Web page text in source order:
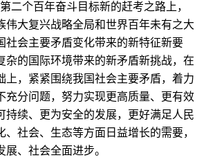
二个百年奋斗目标新的赶考之路上，
伟大复兴战略全局和世界百年未有之大
社会主要矛盾变化带来的新特征新要
杂的国际环境带来的新矛盾新挑战，在
上，紧紧围绕我国社会主要矛盾，着力
充分问题，努力实现更高质量、更有效
持续、更为安全的发展，更好满足人民
、社会、生态等方面日益增长的需要，
、社会全面进步。